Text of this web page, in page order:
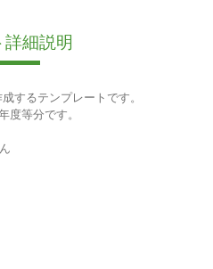
詳細説明
するテンプレートです。
度等分です。